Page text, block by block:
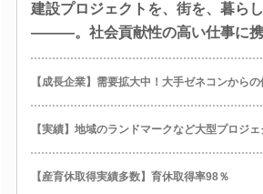
建設プロジェクトを、街を、暮ら
―――。社会貢献性の高い仕事に携
【成長企業】需要拡大中！大手ゼネコンから
【実績】地域のランドマークなど大型プロジ
【産育休取得実績多数】育休取得率98％